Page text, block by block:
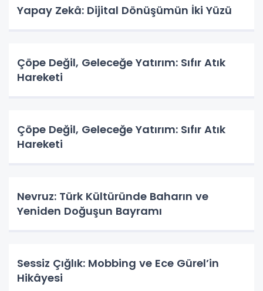
Yapay Zekâ: Dijital Dönüşümün İki Yüzü
Çöpe Değil, Geleceğe Yatırım: Sıfır Atık
Hareketi
Çöpe Değil, Geleceğe Yatırım: Sıfır Atık
Hareketi
Nevruz: Türk Kültüründe Baharın ve
Yeniden Doğuşun Bayramı
Sessiz Çığlık: Mobbing ve Ece Gürel’in
Hikâyesi